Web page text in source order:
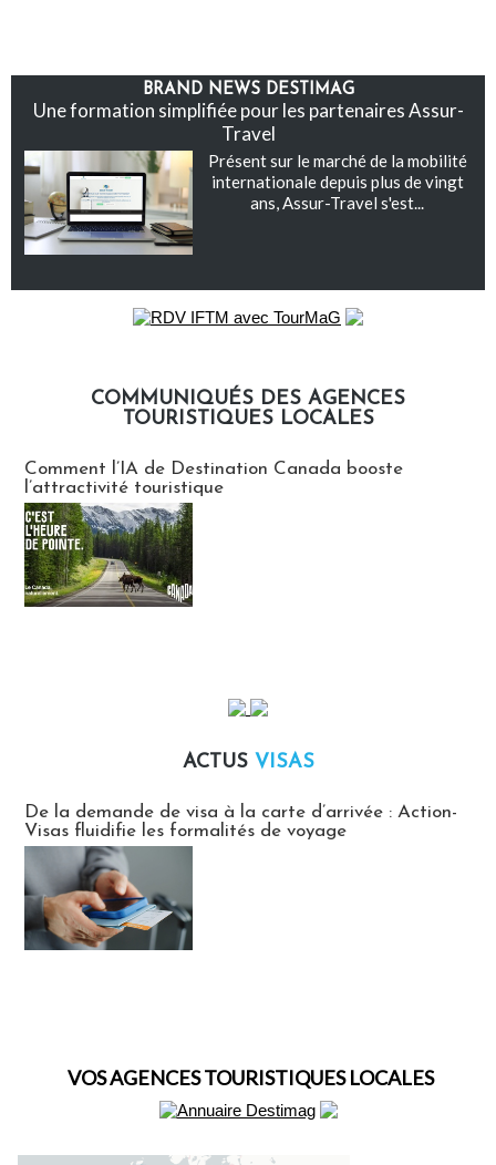
BRAND NEWS DESTIMAG
Une formation simplifiée pour les partenaires Assur-
Travel
Présent sur le marché de la mobilité
internationale depuis plus de vingt
ans, Assur-Travel s'est...
COMMUNIQUÉS DES AGENCES
TOURISTIQUES LOCALES
Comment l’IA de Destination Canada booste
l’attractivité touristique
ACTUS VISAS
De la demande de visa à la carte d’arrivée : Action-
Visas fluidifie les formalités de voyage
VOS AGENCES TOURISTIQUES LOCALES